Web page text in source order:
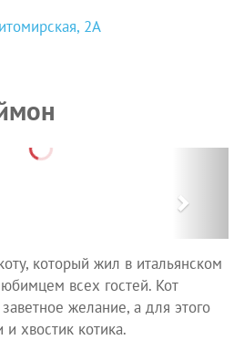
2А
который жил в итальянском
всех гостей. Кот
желание, а для этого
хвостик котика.